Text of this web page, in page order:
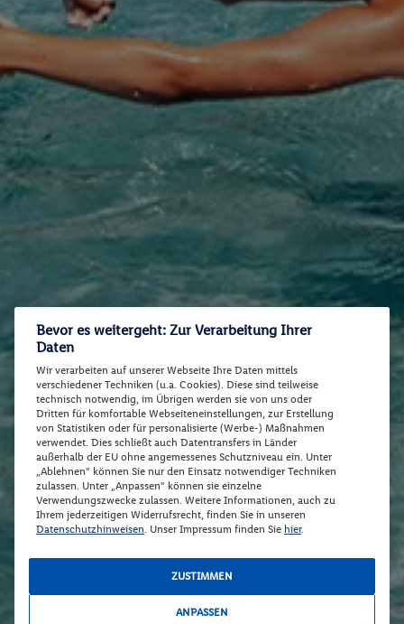
Bevor es weitergeht: Zur Verarbeitung Ihrer
Daten
Wir verarbeiten auf unserer Webseite Ihre Daten mittels
verschiedener Techniken (u.a. Cookies). Diese sind teilweise
technisch notwendig, im Übrigen werden sie von uns oder
Dritten für komfortable Webseiteneinstellungen, zur Erstellung
von Statistiken oder für personalisierte (Werbe-) Maßnahmen
verwendet. Dies schließt auch Datentransfers in Länder
außerhalb der EU ohne angemessenes Schutzniveau ein. Unter
„Ablehnen“ können Sie nur den Einsatz notwendiger Techniken
zulassen. Unter „Anpassen“ können sie einzelne
Verwendungszwecke zulassen. Weitere Informationen, auch zu
Ihrem jederzeitigen Widerrufsrecht, finden Sie in unseren
Datenschutzhinweisen . Unser Impressum finden Sie hier.
ZUSTIMMEN
ANPASSEN